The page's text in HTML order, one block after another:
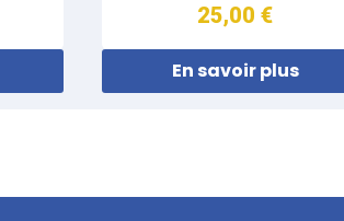
25,00 €
En savoir plus